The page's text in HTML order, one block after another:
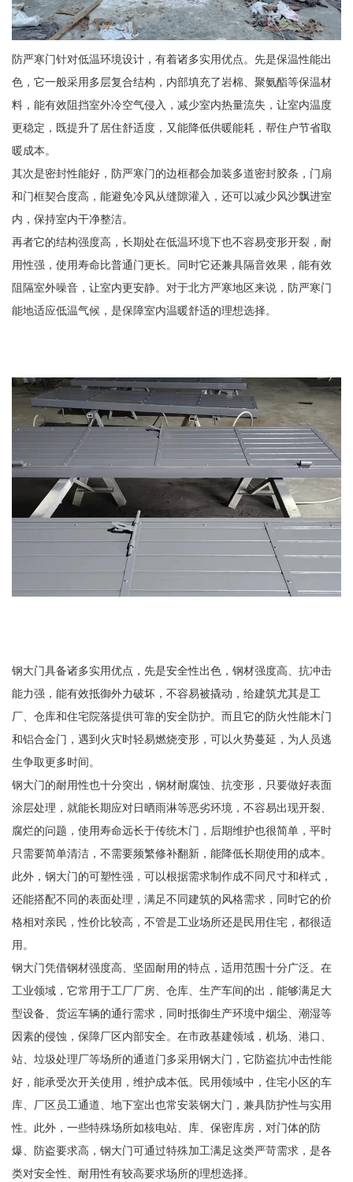
防严寒门针对低温环境设计，有着诸多实用优点。先是保温性能出
色，它一般采用多层复合结构，内部填充了岩棉、聚氨酯等保温材
料，能有效阻挡室外冷空气侵入，减少室内热量流失，让室内温度
更稳定，既提升了居住舒适度，又能降低供暖能耗，帮住户节省取
暖成本。
其次是密封性能好，防严寒门的边框都会加装多道密封胶条，门扇
和门框契合度高，能避免冷风从缝隙灌入，还可以减少风沙飘进室
内，保持室内干净整洁。
再者它的结构强度高，长期处在低温环境下也不容易变形开裂，耐
用性强，使用寿命比普通门更长。同时它还兼具隔音效果，能有效
阻隔室外噪音，让室内更安静。对于北方严寒地区来说，防严寒门
能地适应低温气候，是保障室内温暖舒适的理想选择。
钢大门具备诸多实用优点，先是安全性出色，钢材强度高、抗冲击
能力强，能有效抵御外力破坏，不容易被撬动，给建筑尤其是工
厂、仓库和住宅院落提供可靠的安全防护。而且它的防火性能木门
和铝合金门，遇到火灾时轻易燃烧变形，可以火势蔓延，为人员逃
生争取更多时间。
钢大门的耐用性也十分突出，钢材耐腐蚀、抗变形，只要做好表面
涂层处理，就能长期应对日晒雨淋等恶劣环境，不容易出现开裂、
腐烂的问题，使用寿命远长于传统木门，后期维护也很简单，平时
只需要简单清洁，不需要频繁修补翻新，能降低长期使用的成本。
此外，钢大门的可塑性强，可以根据需求制作成不同尺寸和样式，
还能搭配不同的表面处理，满足不同建筑的风格需求，同时它的价
格相对亲民，性价比较高，不管是工业场所还是民用住宅，都很适
用。
钢大门凭借钢材强度高、坚固耐用的特点，适用范围十分广泛。在
工业领域，它常用于工厂厂房、仓库、生产车间的出，能够满足大
型设备、货运车辆的通行需求，同时抵御生产环境中烟尘、潮湿等
因素的侵蚀，保障厂区内部安全。在市政基建领域，机场、港口、
站、垃圾处理厂等场所的通道门多采用钢大门，它防盗抗冲击性能
好，能承受次开关使用，维护成本低。民用领域中，住宅小区的车
库、厂区员工通道、地下室出也常安装钢大门，兼具防护性与实用
性。此外，一些特殊场所如核电站、库、保密库房，对门体的防
爆、防盗要求高，钢大门可通过特殊加工满足这类严苛需求，是各
类对安全性、耐用性有较高要求场所的理想选择。